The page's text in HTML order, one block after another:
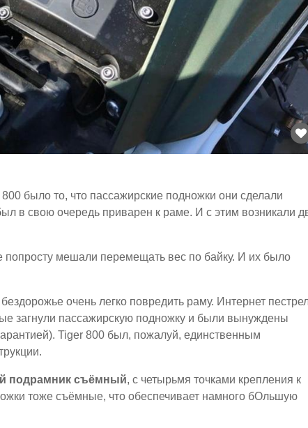
было то, что пассажирские подножки они сделали
в свою очередь приварен к раме. И с этим возникали
попросту мешали перемещать вес по байку. И их было
очень легко повредить раму. Интернет
загнули пассажирскую подножку и были вынуждены
Tiger 800 был, пожалуй, единственным
подрамник съёмный, с четырьмя точками крепления к
тоже съёмные, что обеспечивает намного бОльшую